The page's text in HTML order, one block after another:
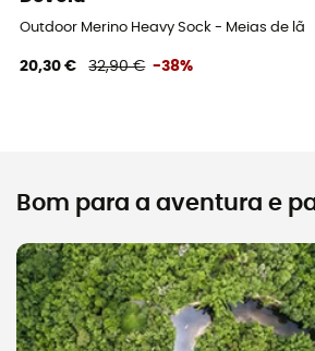
Outdoor Merino Heavy Sock - Meias de lã
20,30 € 32,90 € -38%
Bom para a aventura e